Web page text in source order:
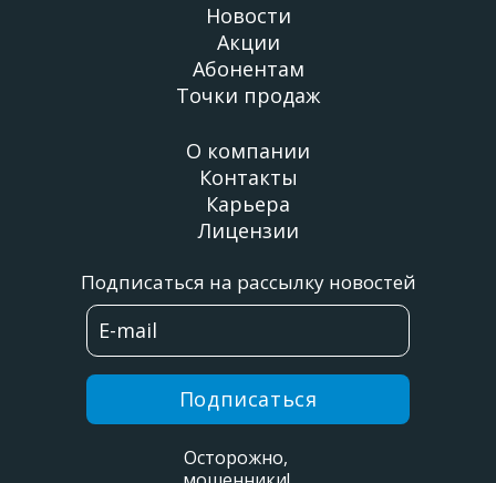
Новости
Акции
Абонентам
Точки продаж
О компании
Контакты
Карьера
Лицензии
Подписаться на рассылку новостей
Подписаться
Осторожно,